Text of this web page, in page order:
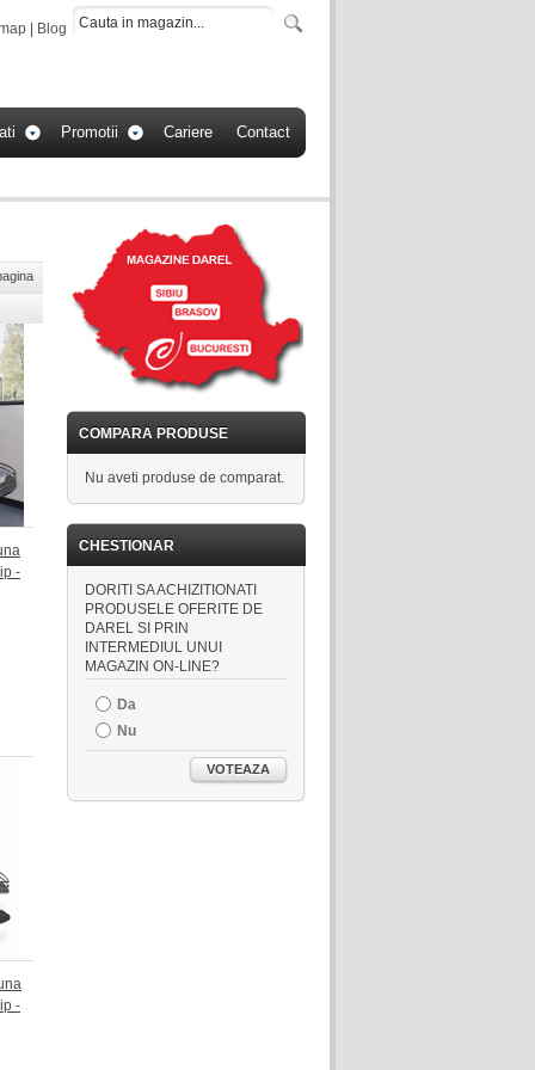
-
-
COMPARA PRODUSE
Nu aveti produse de comparat.
CHESTIONAR
DORITI SA ACHIZITIONATI
PRODUSELE OFERITE DE
DAREL SI PRIN
INTERMEDIUL UNUI
MAGAZIN ON-LINE?
Da
Nu
VOTEAZA
Blog
Promotii Cariere Contact